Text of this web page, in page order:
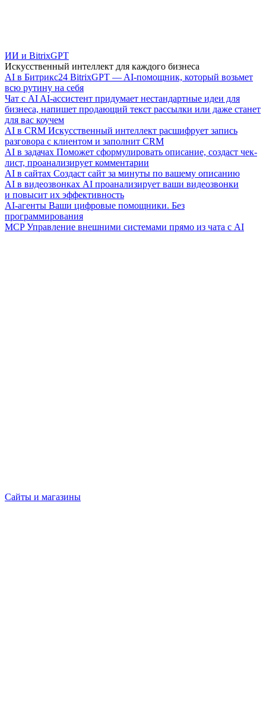
ИИ и BitrixGPT
Искусственный интеллект для каждого бизнеса
AI в Битрикс24 BitrixGPT — AI-помощник, который возьмет
всю рутину на себя
Чат с AI AI-ассистент придумает нестандартные идеи для
бизнеса, напишет продающий текст рассылки или даже станет
для вас коучем
AI в CRM Искусственный интеллект расшифрует запись
разговора с клиентом и заполнит CRM
AI в задачах Поможет сформулировать описание, создаст чек-
лист, проанализирует комментарии
AI в сайтах Создаст сайт за минуты по вашему описанию
AI в видеозвонках AI проанализирует ваши видеозвонки
и повысит их эффективность
AI-агенты Ваши цифровые помощники. Без
программирования
MCP Управление внешними системами прямо из чата с AI
Сайты и магазины